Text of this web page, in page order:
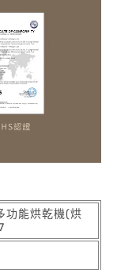
功能烘乾機(烘